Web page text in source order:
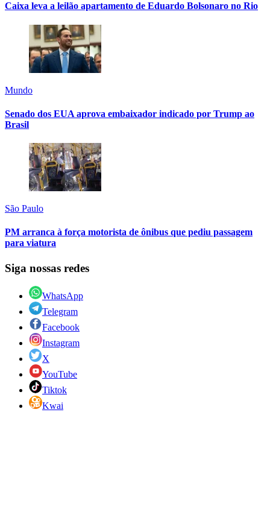
Caixa leva a leilão apartamento de Eduardo Bolsonaro no Rio
Mundo
Senado dos EUA aprova embaixador indicado por Trump ao
Brasil
São Paulo
PM arranca à força motorista de ônibus que pediu passagem
para viatura
Siga nossas redes
WhatsApp
Telegram
Facebook
Instagram
X
YouTube
Tiktok
Kwai